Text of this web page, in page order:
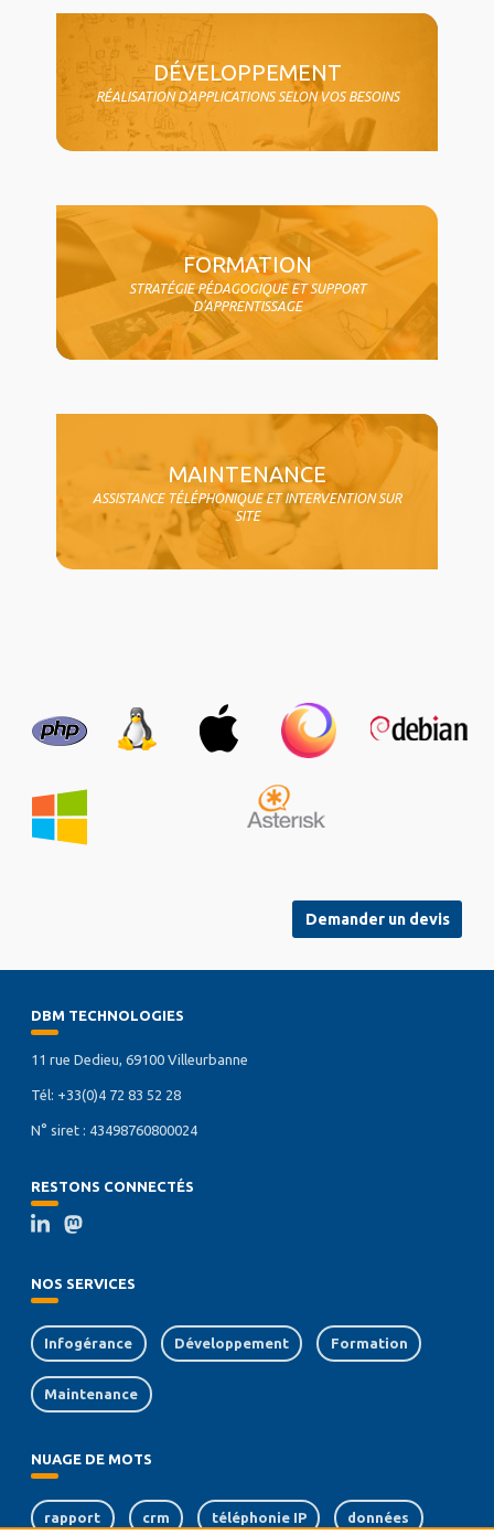
DÉVELOPPEMENT
RÉALISATION D'APPLICATIONS SELON VOS BESOINS
FORMATION
STRATÉGIE PÉDAGOGIQUE ET SUPPORT
D'APPRENTISSAGE
MAINTENANCE
ASSISTANCE TÉLÉPHONIQUE ET INTERVENTION SUR
SITE
Demander un devis
DBM TECHNOLOGIES
11 rue Dedieu, 69100 Villeurbanne
Tél: +33(0)4 72 83 52 28
N° siret : 43498760800024
RESTONS CONNECTÉS
NOS SERVICES
Infogérance Développement Formation
Maintenance
NUAGE DE MOTS
rapport crm téléphonie IP données